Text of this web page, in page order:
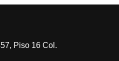
Piso 16 Col.